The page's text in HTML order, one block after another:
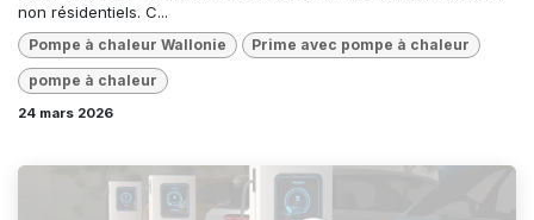
non résidentiels. C...
Pompe à chaleur Wallonie Prime avec pompe à chaleur
pompe à chaleur
24 mars 2026